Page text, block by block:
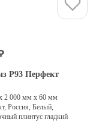
P93 Перфект
2 000 мм х 60 мм
Россия, Белый,
плинтус гладкий